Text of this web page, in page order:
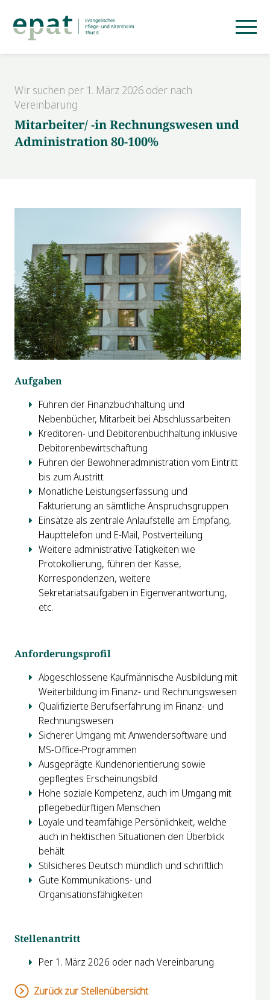
Wir suchen per 1. März 2026 oder nach
Vereinbarung
Mitarbeiter/ -in Rechnungswesen und
Administration 80-100%
Aufgaben
Führen der Finanzbuchhaltung und
Nebenbücher, Mitarbeit bei Abschlussarbeiten
Kreditoren- und Debitorenbuchhaltung inklusive
Debitorenbewirtschaftung
Führen der Bewohneradministration vom Eintritt
bis zum Austritt
Monatliche Leistungserfassung und
Fakturierung an sämtliche Anspruchsgruppen
Einsätze als zentrale Anlaufstelle am Empfang,
Haupttelefon und E-Mail, Postverteilung
Weitere administrative Tätigkeiten wie
Protokollierung, führen der Kasse,
Korrespondenzen, weitere
Sekretariatsaufgaben in Eigenverantwortung,
etc.
Anforderungsprofil
Abgeschlossene Kaufmännische Ausbildung mit
Weiterbildung im Finanz- und Rechnungswesen
Qualifizierte Berufserfahrung im Finanz- und
Rechnungswesen
Sicherer Umgang mit Anwendersoftware und
MS-Office-Programmen
Ausgeprägte Kundenorientierung sowie
gepflegtes Erscheinungsbild
Hohe soziale Kompetenz, auch im Umgang mit
pflegebedürftigen Menschen
Loyale und teamfähige Persönlichkeit, welche
auch in hektischen Situationen den Überblick
behält
Stilsicheres Deutsch mündlich und schriftlich
Gute Kommunikations- und
Organisationsfähigkeiten
Stellenantritt
Per 1. März 2026 oder nach Vereinbarung
Zurück zur Stellenübersicht